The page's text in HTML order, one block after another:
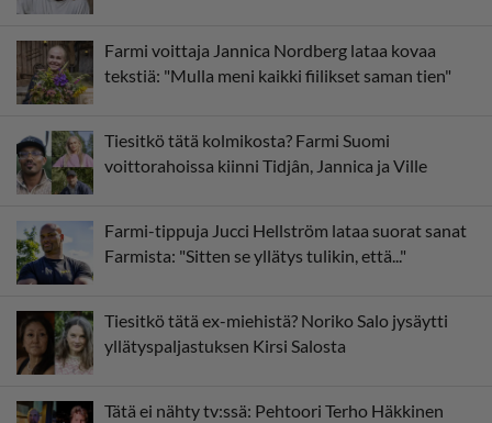
Farmi voittaja Jannica Nordberg lataa kovaa
tekstiä: "Mulla meni kaikki fiilikset saman tien"
Tiesitkö tätä kolmikosta? Farmi Suomi
voittorahoissa kiinni Tidjân, Jannica ja Ville
Farmi-tippuja Jucci Hellström lataa suorat sanat
Farmista: "Sitten se yllätys tulikin, että..."
Tiesitkö tätä ex-miehistä? Noriko Salo jysäytti
yllätyspaljastuksen Kirsi Salosta
Tätä ei nähty tv:ssä: Pehtoori Terho Häkkinen